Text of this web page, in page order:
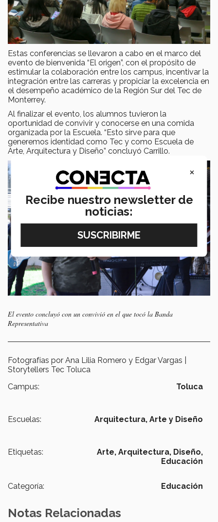
Estas conferencias se llevaron a cabo en el marco del
evento de bienvenida “El origen”, con el propósito de
estimular la colaboración entre los campus, incentivar la
integración entre las carreras y propiciar la excelencia en
el desempeño académico de la Región Sur del Tec de
Monterrey.
Al finalizar el evento, los alumnos tuvieron la
oportunidad de convivir y conocerse en una comida
organizada por la Escuela. “Esto sirve para que
generemos identidad como Tec y como Escuela de
Arte, Arquitectura y Diseño” concluyó Carrillo.
El evento concluyó con un convivió en el que tocó la Banda
Representativa
Fotografías por Ana Lilia Romero y Edgar Vargas |
Storytellers Tec Toluca
Campus:
Toluca
Escuelas: Arquitectura, Arte y Diseño
Etiquetas: Arte, Arquitectura, Diseño,
Educación
Categoría: Educación
Notas Relacionadas
×
Recibe nuestro newsletter de
noticias: